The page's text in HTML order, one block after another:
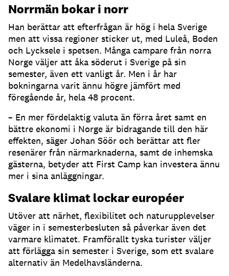
Norrmän bokar i norr
Han berättar att efterfrågan är hög i hela Sverige
men att vissa regioner sticker ut, med Luleå, Boden
och Lycksele i spetsen. Många campare från norra
Norge väljer att åka söderut i Sverige på sin
semester, även ett vanligt år. Men i år har
bokningarna varit ännu högre jämfört med
föregående år, hela 48 procent.
– En mer fördelaktig valuta än förra året samt en
bättre ekonomi i Norge är bidragande till den här
effekten, säger Johan Söör och berättar att fler
resenärer från närmarknaderna, samt de inhemska
gästerna, betyder att First Camp kan investera ännu
mer i sina anläggningar.
Svalare klimat lockar européer
Utöver att närhet, flexibilitet och naturupplevelser
väger in i semesterbesluten så påverkar även det
varmare klimatet. Framförallt tyska turister väljer
att förlägga sin semester i Sverige, som ett svalare
alternativ än Medelhavsländerna.